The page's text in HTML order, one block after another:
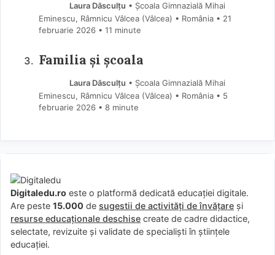
Laura Dăsculțu • Școala Gimnazială Mihai
Eminescu, Râmnicu Vâlcea (Vâlcea) • România
21
februarie 2026 • 11 minute
Familia și școala
Laura Dăsculțu • Școala Gimnazială Mihai
Eminescu, Râmnicu Vâlcea (Vâlcea) • România
5
februarie 2026 • 8 minute
Digitaledu.ro este o platformă dedicată educației digitale.
Are peste 15.000 de sugestii de activități de învățare și
resurse educaționale deschise create de cadre didactice,
selectate, revizuite și validate de specialiști în științele
educației.